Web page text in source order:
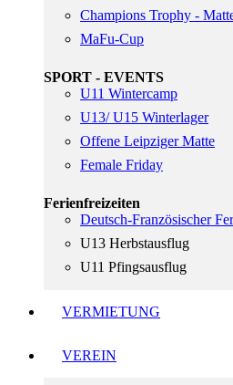
Champions Trophy -
MaFu-Cup
SPORT - EVENTS
U11 Wintercamp
U13/ U15 Winterlager
Offene Leipziger Matte
Female Friday
Ferienfreizeiten
Deutsch-Französischer
U13 Herbstausflug
U11 Pfingsausflug
VERMIETUNG
VEREIN